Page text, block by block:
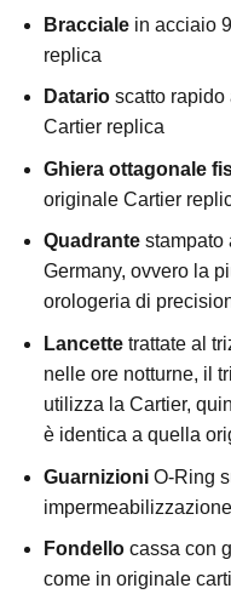
Braccialein acciaio
replica
Datario scatto
Cartier replica
Ghiera ottagonale
originale Cartier
Quadrantestampato
Germany, ovvero la
orologeria di
Lancettetrattate al
nelle ore notturne, il
utilizza la Cartier,
è identica a quella
GuarnizioniO-Ring
Fondellocassa con
come in originale